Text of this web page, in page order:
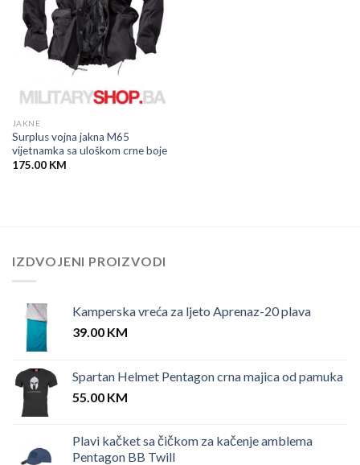
JAKNE
Surplus vojna jakna M65
vijetnamka sa uloškom crne boje
175.00 KM
IZDVOJENI PROIZVODI
Kamperska vreća za ljeto Aprenaz-20 plava
39.00 KM
Spartan Helmet Pentagon crna majica od pamuka
55.00 KM
Plavi kačket sa čičkom za kačenje amblema
Pentagon BB Twill